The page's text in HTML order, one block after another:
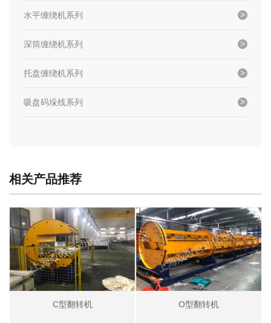
水平缠绕机系列
深筒缠绕机系列
托盘缠绕机系列
吸盘码垛线系列
相关产品推荐
C型翻转机 O型翻转机